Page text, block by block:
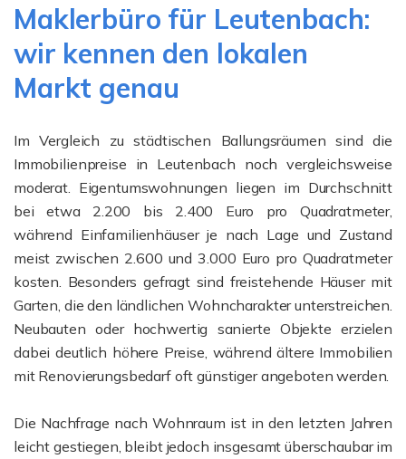
Maklerbüro für Leutenbach:
wir kennen den lokalen
Markt genau
Im Vergleich zu städtischen Ballungsräumen sind die
Immobilienpreise in Leutenbach noch vergleichsweise
moderat. Eigentumswohnungen liegen im Durchschnitt
bei etwa 2.200 bis 2.400 Euro pro Quadratmeter,
während Einfamilienhäuser je nach Lage und Zustand
meist zwischen 2.600 und 3.000 Euro pro Quadratmeter
kosten. Besonders gefragt sind freistehende Häuser mit
Garten, die den ländlichen Wohncharakter unterstreichen.
Neubauten oder hochwertig sanierte Objekte erzielen
dabei deutlich höhere Preise, während ältere Immobilien
mit Renovierungsbedarf oft günstiger angeboten werden.
Die Nachfrage nach Wohnraum ist in den letzten Jahren
leicht gestiegen, bleibt jedoch insgesamt überschaubar im